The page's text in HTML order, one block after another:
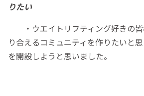
りたい
・ウエイトリフティング好きの皆
り合えるコミュニティを作りたいと
を開設しようと思いました。